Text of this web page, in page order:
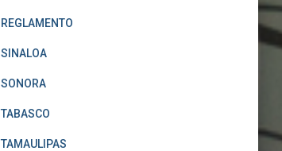
REGLAMENTO
SINALOA
SONORA
TABASCO
TAMAULIPAS